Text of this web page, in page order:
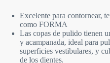
Excelente para contornear,
como FORMA
Las copas de pulido tienen
y acampanada, ideal para
superficies vestibulares, y
de los dientes.